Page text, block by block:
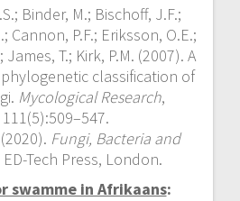
Binder, M.; Bischoff, J.F.;
Cannon, P.F.; Eriksson, O.E.;
T.; Kirk, P.M. (2007). A
classification of
Mycological Research,
111(5):509–547.
Fungi, Bacteria and
ED-Tech Press, London.
swamme in Afrikaans: